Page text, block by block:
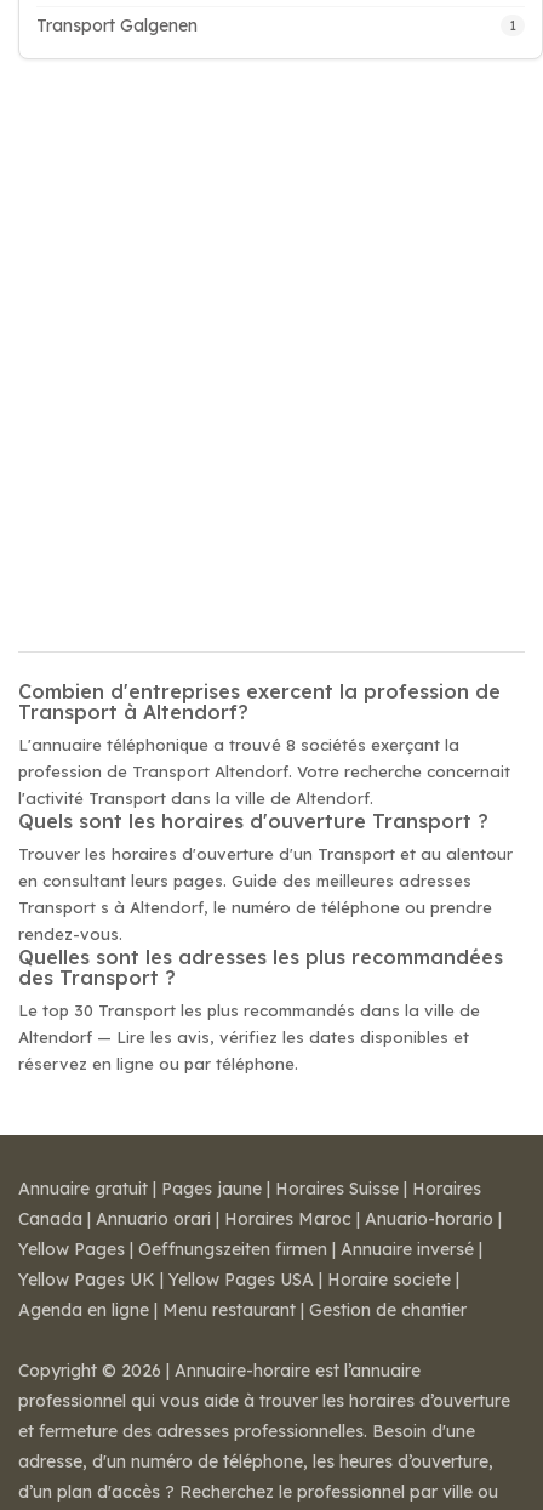
Transport Galgenen 1
Combien d'entreprises exercent la profession de
Transport à Altendorf?
L'annuaire téléphonique a trouvé 8 sociétés exerçant la
profession de Transport Altendorf. Votre recherche concernait
l'activité Transport dans la ville de Altendorf.
Quels sont les horaires d'ouverture Transport ?
Trouver les horaires d'ouverture d'un Transport et au alentour
en consultant leurs pages. Guide des meilleures adresses
Transport s à Altendorf, le numéro de téléphone ou prendre
rendez-vous.
Quelles sont les adresses les plus recommandées
des Transport ?
Le top 30 Transport les plus recommandés dans la ville de
Altendorf — Lire les avis, vérifiez les dates disponibles et
réservez en ligne ou par téléphone.
Annuaire gratuit | Pages jaune | Horaires Suisse | Horaires
Canada | Annuario orari | Horaires Maroc | Anuario-horario |
Yellow Pages | Oeffnungszeiten firmen | Annuaire inversé |
Yellow Pages UK | Yellow Pages USA | Horaire societe |
Agenda en ligne | Menu restaurant | Gestion de chantier
Copyright © 2026 | Annuaire-horaire est l’annuaire
professionnel qui vous aide à trouver les horaires d’ouverture
et fermeture des adresses professionnelles. Besoin d'une
adresse, d'un numéro de téléphone, les heures d’ouverture,
d’un plan d'accès ? Recherchez le professionnel par ville ou